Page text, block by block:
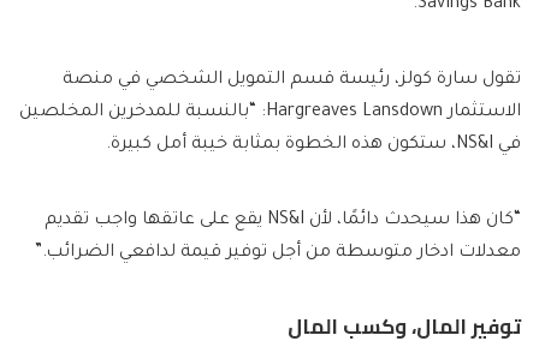
Savings Bank.
تقول سارة كولز، رئيسة قسم التمويل الشخصي في منصة
الاستثمار Hargreaves Lansdown: “بالنسبة للمدخرين المخلصين
في NS&I، ستكون هذه الخطوة بمثابة خيبة أمل كبيرة.
“كان هذا سيحدث دائمًا، لأن NS&I يقع على عاتقها واجب تقديم
معدلات ادخار متوسطة من أجل توفير قيمة لدافعي الضرائب.”
توفير المال، وكسب المال